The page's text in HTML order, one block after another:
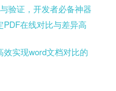
验证，开发者必备神器
在线对比与差异高
实现word文档对比的